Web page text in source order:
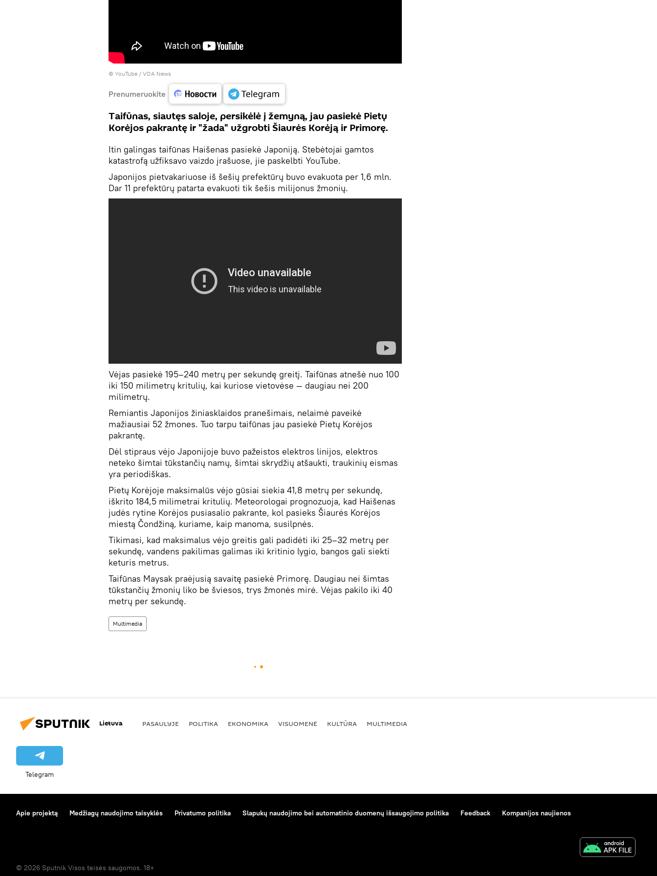
© YouTube / VOA News
Prenumeruokite
Taifūnas, siautęs saloje, persikėlė į žemyną, jau pasiekė Pietų
Korėjos pakrantę ir "žada" užgrobti Šiaurės Korėją ir Primorę.
Itin galingas taifūnas Haišenas pasiekė Japoniją. Stebėtojai gamtos
katastrofą užfiksavo vaizdo įrašuose, jie paskelbti YouTube.
Japonijos pietvakariuose iš šešių prefektūrų buvo evakuota per 1,6 mln.
Dar 11 prefektūrų patarta evakuoti tik šešis milijonus žmonių.
Vėjas pasiekė 195–240 metrų per sekundę greitį. Taifūnas atnešė nuo 100
iki 150 milimetrų kritulių, kai kuriose vietovėse — daugiau nei 200
milimetrų.
Remiantis Japonijos žiniasklaidos pranešimais, nelaimė paveikė
mažiausiai 52 žmones. Tuo tarpu taifūnas jau pasiekė Pietų Korėjos
pakrantę.
Dėl stipraus vėjo Japonijoje buvo pažeistos elektros linijos, elektros
neteko šimtai tūkstančių namų, šimtai skrydžių atšaukti, traukinių eismas
yra periodiškas.
Pietų Korėjoje maksimalūs vėjo gūsiai siekia 41,8 metrų per sekundę,
iškrito 184,5 milimetrai kritulių. Meteorologai prognozuoja, kad Haišenas
judės rytine Korėjos pusiasalio pakrante, kol pasieks Šiaurės Korėjos
miestą Čondžiną, kuriame, kaip manoma, susilpnės.
Tikimasi, kad maksimalus vėjo greitis gali padidėti iki 25–32 metrų per
sekundę, vandens pakilimas galimas iki kritinio lygio, bangos gali siekti
keturis metrus.
Taifūnas Maysak praėjusią savaitę pasiekė Primorę. Daugiau nei šimtas
tūkstančių žmonių liko be šviesos, trys žmonės mirė. Vėjas pakilo iki 40
metrų per sekundę.
Multimedia
Lietuva PASAULYJE POLITIKA EKONOMIKA VISUOMENĖ KULTŪRA MULTIMEDIA
Telegram
Apie projektą Medžiagų naudojimo taisyklės Privatumo politika Slapukų naudojimo bei automatinio duomenų išsaugojimo politika Feedback Kompanijos naujienos
© 2026 Sputnik Visos teisės saugomos. 18+